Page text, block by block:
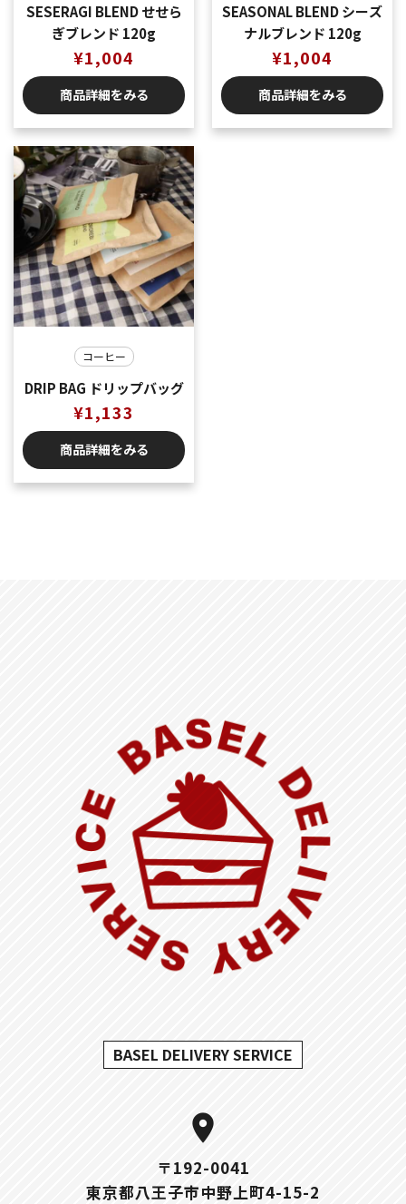
SESERAGI BLEND せせら
ぎブレンド 120g
¥1,004
商品詳細をみる
SEASONAL BLEND シーズ
ナルブレンド 120g
¥1,004
商品詳細をみる
コーヒー
DRIP BAG ドリップバッグ
¥1,133
商品詳細をみる
BASEL DELIVERY SERVICE
location_on
〒192-0041
東京都八王子市中野上町4-15-2